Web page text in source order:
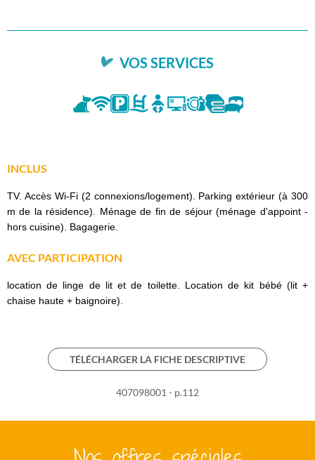
VOS SERVICES
INCLUS
TV. Accès Wi-Fi (2 connexions/logement). Parking extérieur (à 300
m de la résidence). Ménage de fin de séjour (ménage d'appoint -
hors cuisine). Bagagerie.
AVEC PARTICIPATION
location de linge de lit et de toilette. Location de kit bébé (lit +
chaise haute + baignoire).
TÉLÉCHARGER LA FICHE DESCRIPTIVE
407098001 - p.112